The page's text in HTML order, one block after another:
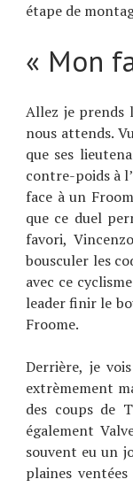
étape de
« Mon
Allez je prends
nous attends.
que ses
contre-poids à
face à un
que ce duel
favori,
bousculer les
avec ce
leader finir le
Froome.
Derrière, je
extrèmement
des coups de
également
souvent eu un
plaines